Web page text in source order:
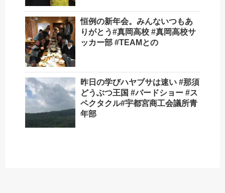
恒例の新年会。みんないつもあ
りがとう#真岡高校 #真岡高校サ
ッカー部 #TEAMとの
昨日の学びハヤブサは速い️ #那須
どうぶつ王国 #バードショー #ス
ペクタクル#宇都宮商工会議所青
年部